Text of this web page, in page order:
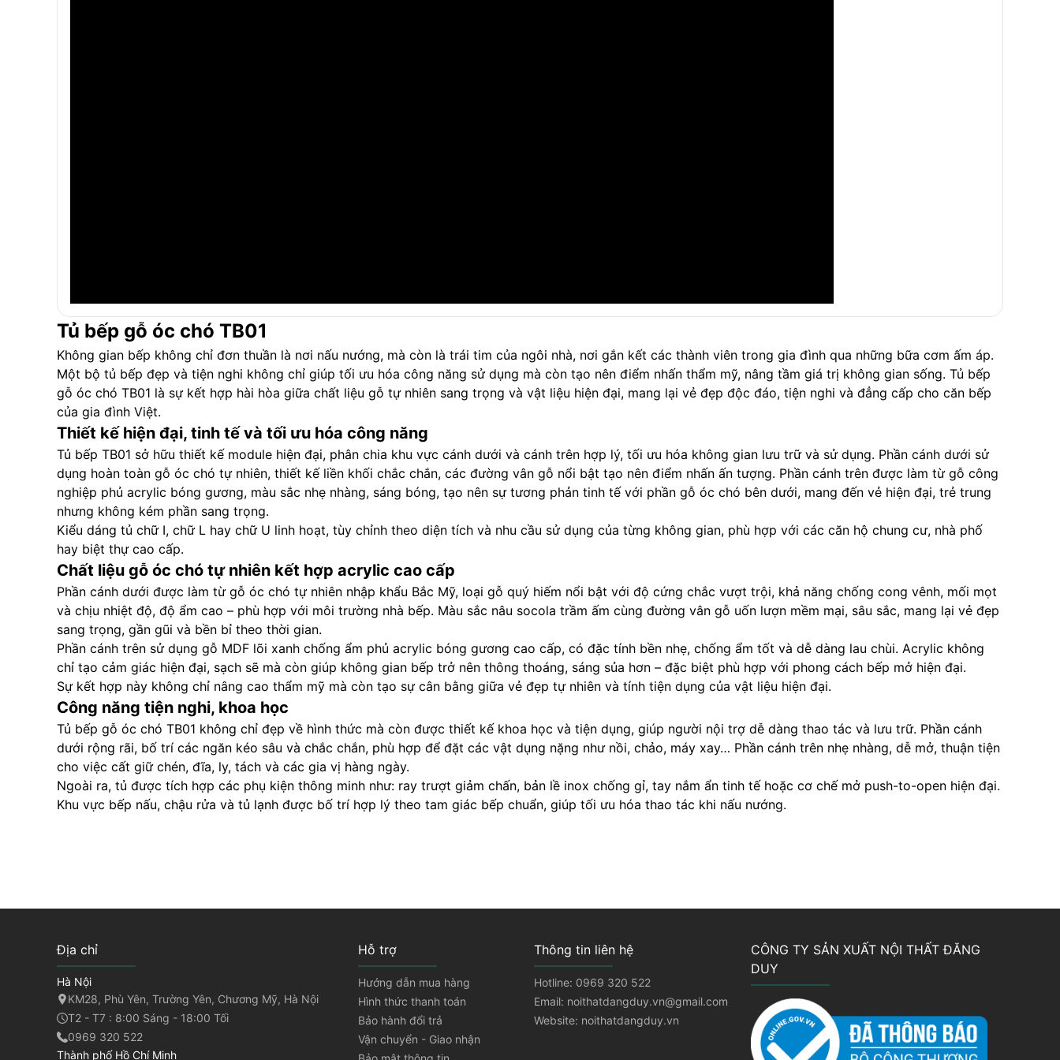
Tủ bếp gỗ óc chó TB01
Không gian bếp không chỉ đơn thuần là nơi nấu nướng, mà còn là trái tim của ngôi nhà, nơi gắn kết các thành viên trong gia đình qua những bữa cơm ấm áp.
Một bộ tủ bếp đẹp và tiện nghi không chỉ giúp tối ưu hóa công năng sử dụng mà còn tạo nên điểm nhấn thẩm mỹ, nâng tầm giá trị không gian sống. Tủ bếp
gỗ óc chó TB01 là sự kết hợp hài hòa giữa chất liệu gỗ tự nhiên sang trọng và vật liệu hiện đại, mang lại vẻ đẹp độc đáo, tiện nghi và đẳng cấp cho căn bếp
của gia đình Việt.
Thiết kế hiện đại, tinh tế và tối ưu hóa công năng
Tủ bếp TB01 sở hữu thiết kế module hiện đại, phân chia khu vực cánh dưới và cánh trên hợp lý, tối ưu hóa không gian lưu trữ và sử dụng. Phần cánh dưới sử
dụng hoàn toàn gỗ óc chó tự nhiên, thiết kế liền khối chắc chắn, các đường vân gỗ nổi bật tạo nên điểm nhấn ấn tượng. Phần cánh trên được làm từ gỗ công
nghiệp phủ acrylic bóng gương, màu sắc nhẹ nhàng, sáng bóng, tạo nên sự tương phản tinh tế với phần gỗ óc chó bên dưới, mang đến vẻ hiện đại, trẻ trung
nhưng không kém phần sang trọng.
Kiểu dáng tủ chữ I, chữ L hay chữ U linh hoạt, tùy chỉnh theo diện tích và nhu cầu sử dụng của từng không gian, phù hợp với các căn hộ chung cư, nhà phố
hay biệt thự cao cấp.
Chất liệu gỗ óc chó tự nhiên kết hợp acrylic cao cấp
Phần cánh dưới được làm từ gỗ óc chó tự nhiên nhập khẩu Bắc Mỹ, loại gỗ quý hiếm nổi bật với độ cứng chắc vượt trội, khả năng chống cong vênh, mối mọt
và chịu nhiệt độ, độ ẩm cao – phù hợp với môi trường nhà bếp. Màu sắc nâu socola trầm ấm cùng đường vân gỗ uốn lượn mềm mại, sâu sắc, mang lại vẻ đẹp
sang trọng, gần gũi và bền bỉ theo thời gian.
Phần cánh trên sử dụng gỗ MDF lõi xanh chống ẩm phủ acrylic bóng gương cao cấp, có đặc tính bền nhẹ, chống ẩm tốt và dễ dàng lau chùi. Acrylic không
chỉ tạo cảm giác hiện đại, sạch sẽ mà còn giúp không gian bếp trở nên thông thoáng, sáng sủa hơn – đặc biệt phù hợp với phong cách bếp mở hiện đại.
Sự kết hợp này không chỉ nâng cao thẩm mỹ mà còn tạo sự cân bằng giữa vẻ đẹp tự nhiên và tính tiện dụng của vật liệu hiện đại.
Công năng tiện nghi, khoa học
Tủ bếp gỗ óc chó TB01 không chỉ đẹp về hình thức mà còn được thiết kế khoa học và tiện dụng, giúp người nội trợ dễ dàng thao tác và lưu trữ. Phần cánh
dưới rộng rãi, bố trí các ngăn kéo sâu và chắc chắn, phù hợp để đặt các vật dụng nặng như nồi, chảo, máy xay… Phần cánh trên nhẹ nhàng, dễ mở, thuận tiện
cho việc cất giữ chén, đĩa, ly, tách và các gia vị hàng ngày.
Ngoài ra, tủ được tích hợp các phụ kiện thông minh như: ray trượt giảm chấn, bản lề inox chống gỉ, tay nắm ẩn tinh tế hoặc cơ chế mở push-to-open hiện đại.
Khu vực bếp nấu, chậu rửa và tủ lạnh được bố trí hợp lý theo tam giác bếp chuẩn, giúp tối ưu hóa thao tác khi nấu nướng.
Địa chỉ
Hà Nội
KM28, Phù Yên, Trường Yên, Chương Mỹ, Hà Nội
T2 - T7 : 8:00 Sáng - 18:00 Tối
0969 320 522
Thành phố Hồ Chí Minh
Hỗ trợ
Hướng dẫn mua hàng
Hình thức thanh toán
Bảo hành đổi trả
Vận chuyển - Giao nhận
Thông tin liên hệ
Hotline: 0969 320 522
Email: noithatdangduy.vn@gmail.com
Website: noithatdangduy.vn
CÔNG TY SẢN XUẤT NỘI THẤT ĐĂNG
DUY